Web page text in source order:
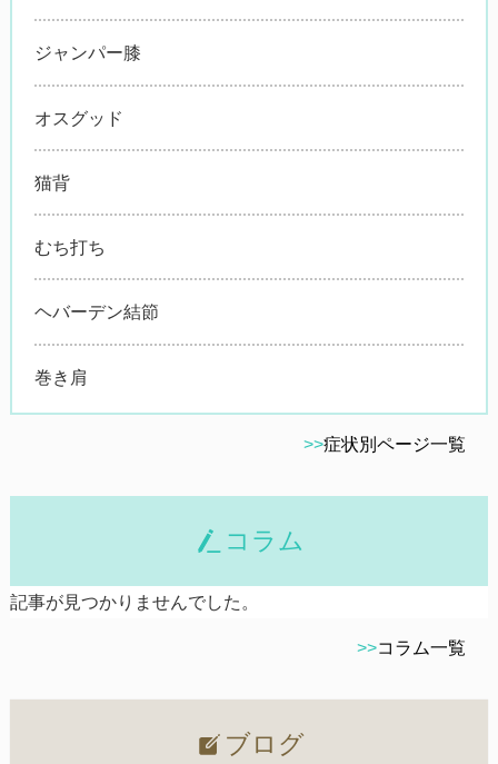
ジャンパー膝
オスグッド
猫背
むち打ち
ヘバーデン結節
巻き肩
>>症状別ページ一覧
コラム
記事が見つかりませんでした。
>>コラム一覧
ブログ